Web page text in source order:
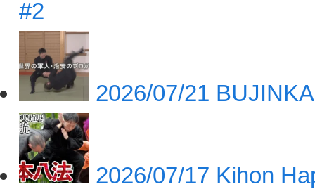
#2
2026/07/21
2026/07/17 Kihon